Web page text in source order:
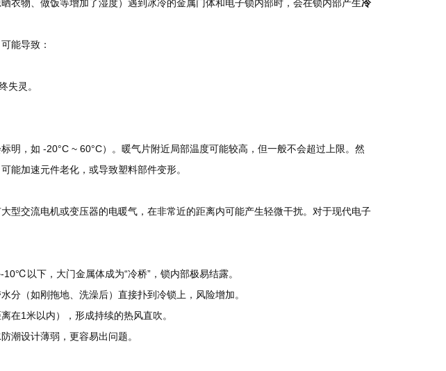
衣物、做饭等增加了湿度）遇到冰冷的金属门体和电子锁内部时，会在锁内部产生冷
能导致：
失灵。
明，如 -20°C ~ 60°C）。暖气片附近局部温度可能较高，但一般不会超过上限。然
能加速元件老化，或导致塑料部件变形。
型交流电机或变压器的电暖气，在非常近的距离内可能产生轻微干扰。对于现代电子
以下，大门金属体成为“冷桥”，锁内部极易结露。
分（如刚拖地、洗澡后）直接扑到冷锁上，风险增加。
在1米以内），形成持续的热风直吹。
潮设计薄弱，更容易出问题。